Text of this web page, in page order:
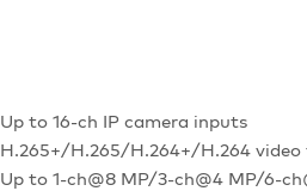
Up to 16-ch IP camera inputs
H.265+/H.265/H.264+/H.264
Up to 1-ch@8 MP/3-ch@4 MP/6-